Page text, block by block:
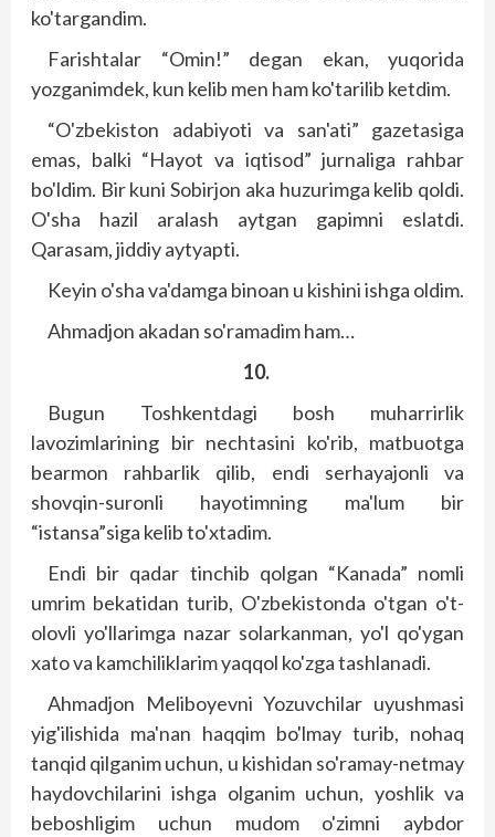
ko'targandim.
Farishtalar “Omin!” degan ekan, yuqorida
yozganimdek, kun kelib men ham ko'tarilib ketdim.
“O'zbekiston adabiyoti va san'ati” gazetasiga
emas, balki “Hayot va iqtisod” jurnaliga rahbar
bo'ldim. Bir kuni Sobirjon aka huzurimga kelib qoldi.
O'sha hazil aralash aytgan gapimni eslatdi.
Qarasam, jiddiy aytyapti.
Keyin o'sha va'damga binoan u kishini ishga oldim.
Ahmadjon akadan so'ramadim ham…
10.
Bugun Toshkentdagi bosh muharrirlik
lavozimlarining bir nechtasini ko'rib, matbuotga
bearmon rahbarlik qilib, endi serhayajonli va
shovqin-suronli hayotimning ma'lum bir
“istansa”siga kelib to'xtadim.
Endi bir qadar tinchib qolgan “Kanada” nomli
umrim bekatidan turib, O'zbekistonda o'tgan o't-
olovli yo'llarimga nazar solarkanman, yo'l qo'ygan
xato va kamchiliklarim yaqqol ko'zga tashlanadi.
Ahmadjon Meliboyevni Yozuvchilar uyushmasi
yig'ilishida ma'nan haqqim bo'lmay turib, nohaq
tanqid qilganim uchun, u kishidan so'ramay-netmay
haydovchilarini ishga olganim uchun, yoshlik va
beboshligim uchun mudom o'zimni aybdor